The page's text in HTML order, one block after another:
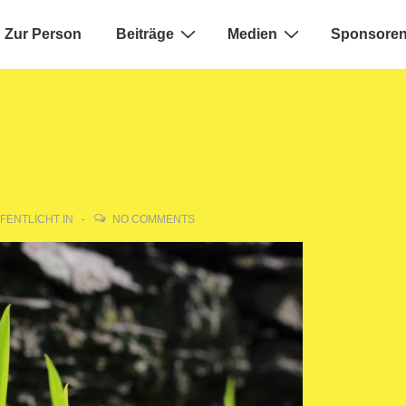
Zur Person Beiträge Medien
IN NO COMMENTS